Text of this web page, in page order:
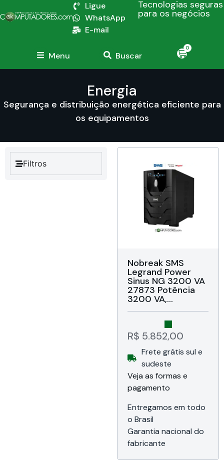
Ligue
WhatsApp
E-mail
Tecnologias seguras
para os negócios
Menu Buscar
0
Energia
Segurança e distribuição energética eficiente para
os equipamentos
Filtros
Nobreak SMS
Legrand Power
Sinus NG 3200 VA
27873 Potência
3200 VA,
Topologia Line
de onda Senoidal
pura, Entrada
220V~ e saída
220V~, Conexão
de saída 10
tomadas NBR
14136 (6 tomadas
de 10A + 4
Garantia de 18
meses da SMS do
Brasil (1 ano + 6
meses mediante
cadastro)
R$ 5.852,00
Frete grátis sul e
sudeste
Veja as formas e
pagamento
Entregamos em todo
o Brasil
Garantia nacional do
fabricante